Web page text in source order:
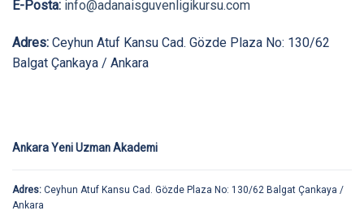
E-Posta: info@adanaisguvenligikursu.com
Adres: Ceyhun Atuf Kansu Cad. Gözde Plaza No: 130/62
Balgat Çankaya / Ankara
Ankara Yeni Uzman Akademi
Adres: Ceyhun Atuf Kansu Cad. Gözde Plaza No: 130/62 Balgat Çankaya /
Ankara